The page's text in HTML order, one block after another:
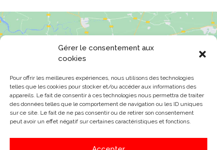
Gérer le consentement aux
cookies
Pour offrir les meilleures expériences, nous utilisons des technologies
telles que les cookies pour stocker et/ou accéder aux informations des
appareils. Le fait de consentir à ces technologies nous permettra de traiter
des données telles que le comportement de navigation ou les ID uniques
sur ce site. Le fait de ne pas consentir ou de retirer son consentement
peut avoir un effet négatif sur certaines caractéristiques et fonctions.
Cliquez pour accepter les cookies
marketing et activer ce contenu